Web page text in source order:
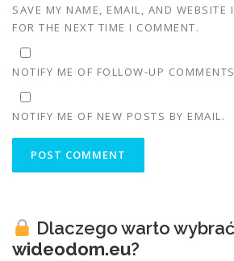
SAVE MY NAME, EMAIL, AND WEBSITE
FOR THE NEXT TIME I COMMENT.
NOTIFY ME OF FOLLOW-UP
NOTIFY ME OF NEW POSTS BY EMAIL.
Dlaczego warto wybrać
wideodom.eu?